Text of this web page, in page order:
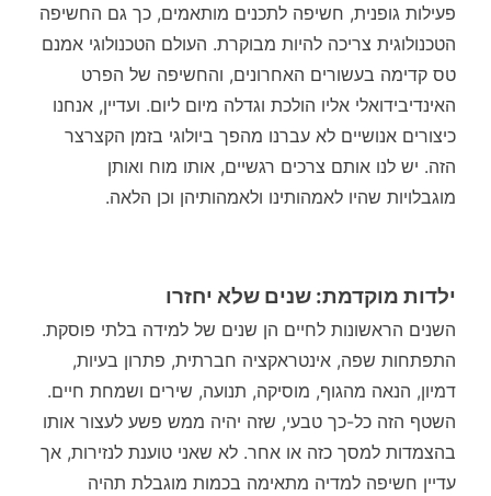
פעילות גופנית, חשיפה לתכנים מותאמים, כך גם החשיפה
הטכנולוגית צריכה להיות מבוקרת. העולם הטכנולוגי אמנם
טס קדימה בעשורים האחרונים, והחשיפה של הפרט
האינדיבידואלי אליו הולכת וגדלה מיום ליום. ועדיין, אנחנו
כיצורים אנושיים לא עברנו מהפך ביולוגי בזמן הקצרצר
הזה. יש לנו אותם צרכים רגשיים, אותו מוח ואותן
מוגבלויות שהיו לאמהותינו ולאמהותיהן וכן הלאה.
ילדות מוקדמת: שנים שלא יחזרו
השנים הראשונות לחיים הן שנים של למידה בלתי פוסקת.
התפתחות שפה, אינטראקציה חברתית, פתרון בעיות,
דמיון, הנאה מהגוף, מוסיקה, תנועה, שירים ושמחת חיים.
השטף הזה כל-כך טבעי, שזה יהיה ממש פשע לעצור אותו
בהצמדות למסך כזה או אחר. לא שאני טוענת לנזירות, אך
עדיין חשיפה למדיה מתאימה בכמות מוגבלת תהיה